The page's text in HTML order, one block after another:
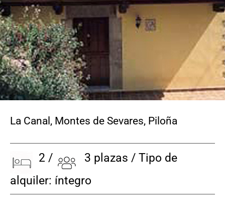
La Canal, Montes de Sevares, Piloña
2 /
3 plazas / Tipo de
alquiler: íntegro